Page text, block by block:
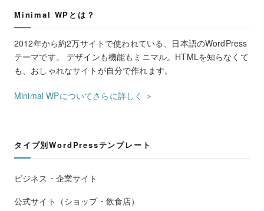
Minimal WPとは？
2012年から約2万サイトで使われている、日本語のWordPress
テーマです。 デザインも機能もミニマル。HTMLを知らなくて
も、おしゃれなサイトが自分で作れます。
Minimal WPについてさらに詳しく ＞
タイプ別WordPressテンプレート
ビジネス・企業サイト
公式サイト（ショップ・飲食店）